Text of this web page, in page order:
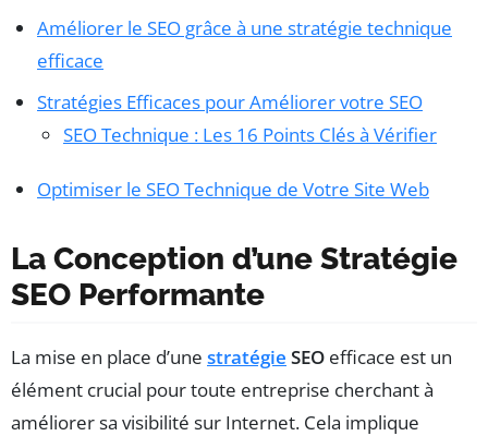
Améliorer le SEO grâce à une stratégie technique
efficace
Stratégies Efficaces pour Améliorer votre SEO
SEO Technique : Les 16 Points Clés à Vérifier
Optimiser le SEO Technique de Votre Site Web
La Conception d’une Stratégie
SEO Performante
La mise en place d’une stratégie SEO efficace est un
élément crucial pour toute entreprise cherchant à
améliorer sa visibilité sur Internet. Cela implique